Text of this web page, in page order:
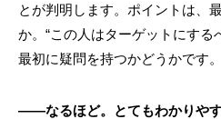
とが判明します。ポイントは、
か。“この人はターゲットにする
最初に疑問を持つかどうかです。
――なるほど。とてもわかりや